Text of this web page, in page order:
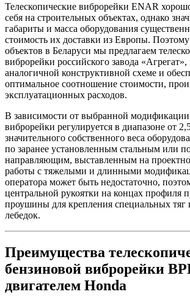
Телескопические виброрейки ENAR
себя на строительных объектах, однако
габариты и масса оборудования
стоимость их доставки из Европы.
объектов в Беларуси мы предлагаем
виброрейки российского завода
аналогичной конструктивной схеме и
оптимальное соотношение стоимости,
эксплуатационных расходов.
В зависимости от выбранной
виброрейки регулируется в диапазоне от
значительного собственного веса
по заранее установленным стальным или
направляющим, выставленным на
работы с тяжелыми и длинными
оператора может быть недостаточно,
центральной рукоятки на концах профиля
проушины для крепления специальных
лебедок.
Преимущества
бензиновой виброрейки
двигателем Honda